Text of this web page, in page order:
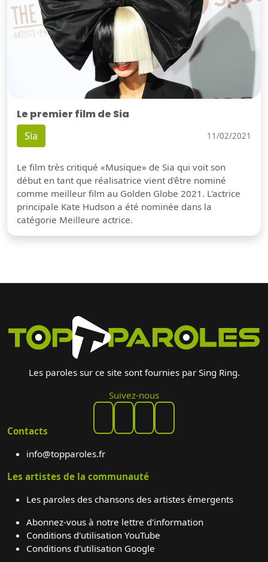
Le premier film de Sia
Sia 11/02/2021
Le film très critiqué «Musique» de Sia qui voit son
début en tant que réalisatrice vient d'être nominé
comme meilleur film au Golden Globe 2021. L'actrice
principale Kate Hudson a été nominée dans la
catégorie Meilleure actrice.
Les paroles sur ce site sont fournies par Sing Ring.
Suivez-nous
Contacts
info@topparoles.fr
Les artistes de la communauté
Les paroles des chansons des artistes émergents
Abonnez-vous à notre lettre d'information
Conditions d'utilisation YouTube
Conditions d'utilisation Google